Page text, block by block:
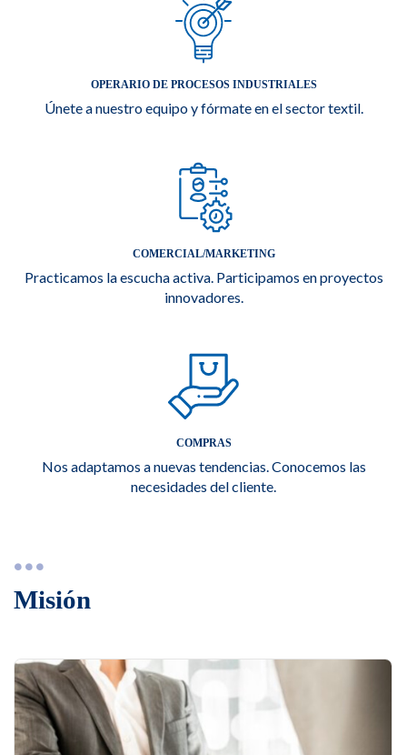
OPERARIO DE PROCESOS INDUSTRIALES
Únete a nuestro equipo y fórmate en el sector textil.
COMERCIAL/MARKETING
Practicamos la escucha activa. Participamos en proyectos
innovadores.
COMPRAS
Nos adaptamos a nuevas tendencias. Conocemos las
necesidades del cliente.
Misión